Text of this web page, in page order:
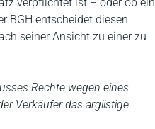
BGH entscheidet diesen
seiner Ansicht zu einer zu
Rechte wegen eines
Verkäufer das arglistige